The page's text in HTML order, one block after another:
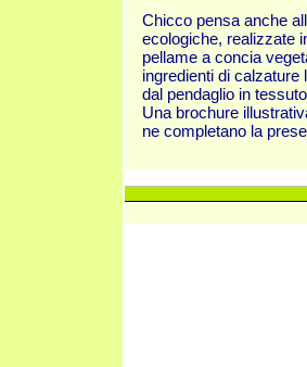
Chicco pensa anche
ecologiche, realizzate
pellame a concia
ingredienti di
dal pendaglio in
Una brochure
ne completano la